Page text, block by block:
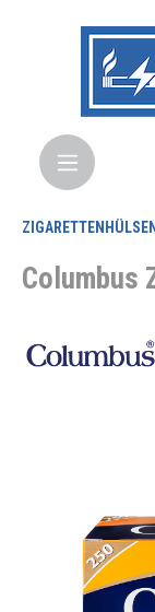
ZIGARETTENHÜLSEN
Columbus